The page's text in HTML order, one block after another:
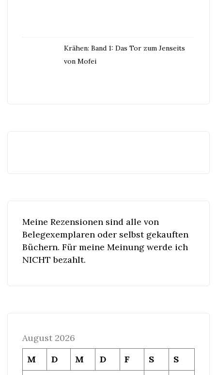
Krähen: Band 1: Das Tor zum Jenseits
von Mofei
Meine Rezensionen sind alle von
Belegexemplaren oder selbst gekauften
Büchern. Für meine Meinung werde ich
NICHT bezahlt.
August 2026
M
D M D F S
S